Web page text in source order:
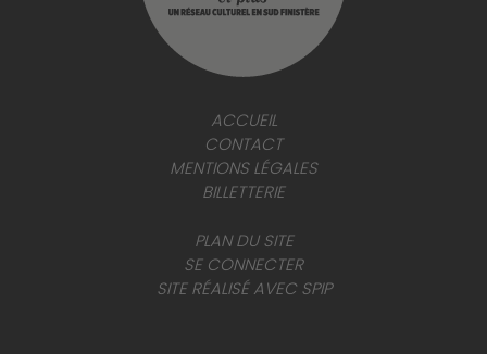
ACCUEIL
CONTACT
MENTIONS LÉGALES
BILLETTERIE
PLAN DU SITE
SE CONNECTER
SITE RÉALISÉ AVEC SPIP